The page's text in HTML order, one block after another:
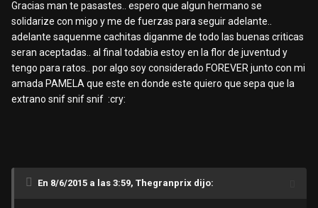
Gracias man te pasastes.. espero que algun hermano se
solidarize con migo y me de fuerzas para seguir adelante..
adelante saquenme cachitas diganme de todo las buenas criticas
seran aceptadas.. al final todabia estoy en la flor de juventud y
tengo para ratos.. por algo soy considerado FOREVER junto con mi
amada PAMELA que este en donde este quiero que sepa que la
extrano snif snif snif :cry:
En 8/6/2015 a las 3:59, Thegranprix dijo: